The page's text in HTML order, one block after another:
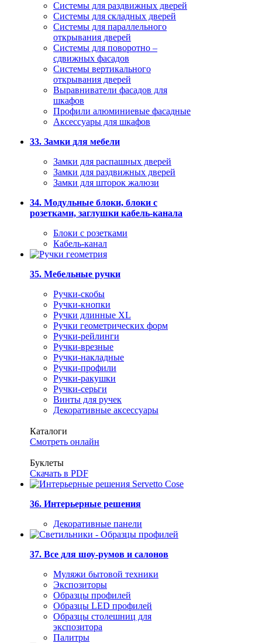
Системы для раздвижных дверей
Системы для складных дверей
Системы для параллельного
открывания дверей
Системы для поворотно –
сдвижных фасадов
Системы вертикального
открывания дверей
Выравниватели фасадов для
шкафов
Профили алюминиевые фасадные
Аксессуары для шкафов
33. Замки для мебели
Замки для распашных дверей
Замки для раздвижных дверей
Замки для шторок жалюзи
34. Модульные блоки, блоки с
розетками, заглушки кабель-канала
Блоки с розетками
Кабель-канал
35. Мебельные ручки
Ручки-скобы
Ручки-кнопки
Ручки длинные XL
Ручки геометрических форм
Ручки-рейлинги
Ручки-врезные
Ручки-накладные
Ручки-профили
Ручки-ракушки
Ручки-серьги
Винты для ручек
Декоративные аксессуары
Каталоги
Смотреть онлайн
Буклеты
Скачать в PDF
36. Интерьерные решения
Декоративные панели
37. Все для шоу-румов и салонов
Муляжи бытовой техники
Экспозиторы
Образцы профилей
Образцы LED профилей
Образцы столешниц для
экспозитора
Палитры